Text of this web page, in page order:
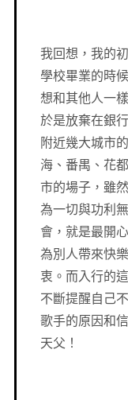
我回想，我的
學校畢業的時
想和其他人一
於是放棄在銀
附近幾大城市
海、番禺、花
市的場子，雖
為一切與功利
會，就是最開
為別人帶來快
衷。而入行的
不斷提醒自己
歌手的原因和
天父！